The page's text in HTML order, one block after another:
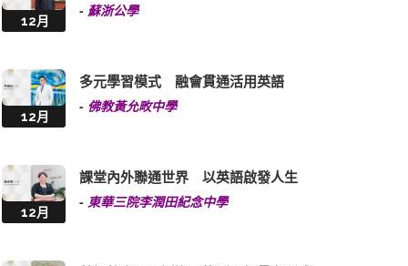
12月
- 蘇浙公學
12月
多元學習模式 融會貫通活用英語
- 佛教黃允畋中學
12月
課堂內外聯通世界 以英語啟發人生
- 東華三院李潤田紀念中學